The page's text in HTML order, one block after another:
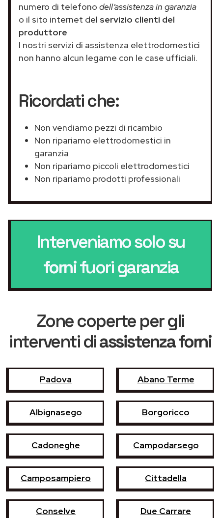
numero di telefono dell’assistenza in garanzia
o il sito internet del servizio clienti del
produttore
I nostri servizi di assistenza elettrodomestici
non hanno alcun legame con le case ufficiali.
Ricordati che:
Non vendiamo pezzi di ricambio
Non ripariamo elettrodomestici in
garanzia
Non ripariamo piccoli elettrodomestici
Non ripariamo prodotti professionali
Interveniamo solo su
fornifuori garanzia
Zone coperte per gli
interventi diassistenza forni
Padova Abano Terme
Albignasego Borgoricco
Cadoneghe Campodarsego
Camposampiero Cittadella
Conselve Due Carrare